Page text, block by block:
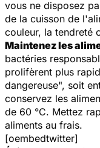
vous ne disposez
de la cuisson de
couleur, la tendreté
Maintenez les
bactéries
prolifèrent plus
dangereuse", soit
conservez les
de 60 °C. Mettez
aliments au frais.
[oembedtwitter]